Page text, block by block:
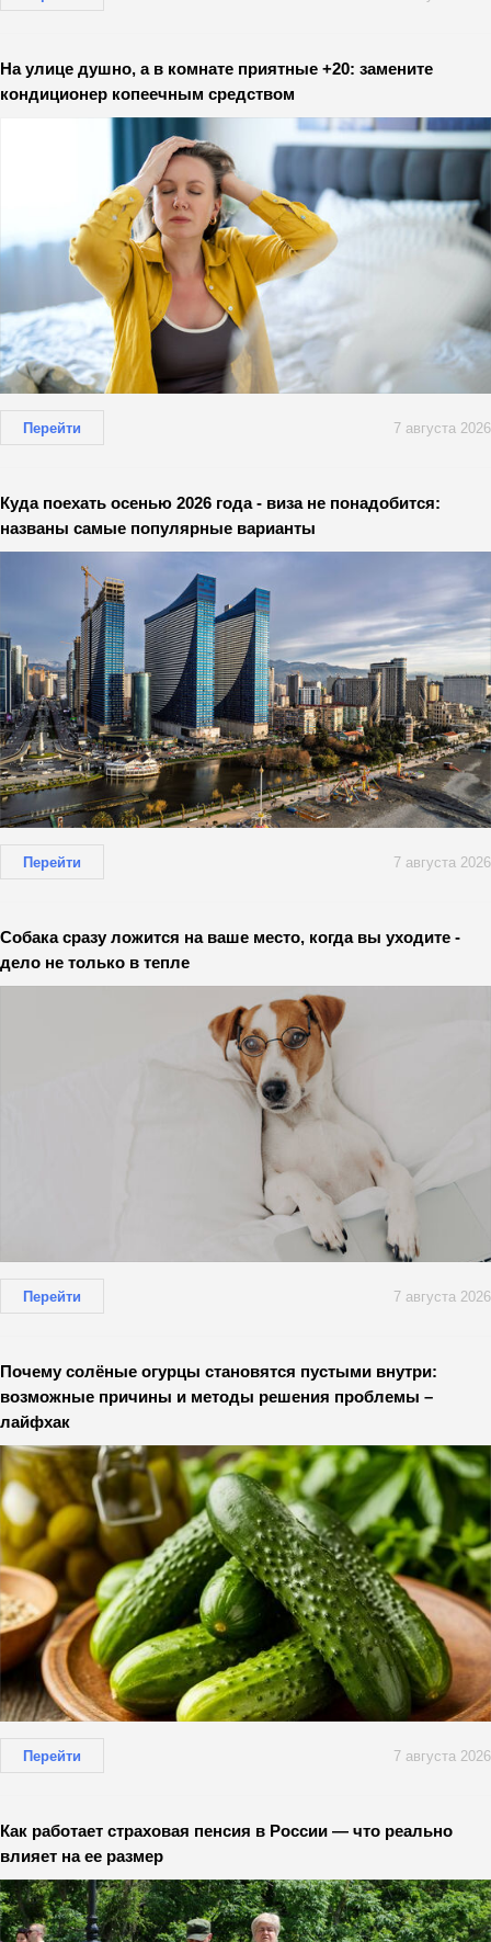
На улице душно, а в комнате приятные +20: замените
кондиционер копеечным средством
Перейти 7 августа 2026
Куда поехать осенью 2026 года - виза не понадобится:
названы самые популярные варианты
Перейти 7 августа 2026
Собака сразу ложится на ваше место, когда вы уходите -
дело не только в тепле
Перейти 7 августа 2026
Почему солёные огурцы становятся пустыми внутри:
возможные причины и методы решения проблемы –
лайфхак
Перейти 7 августа 2026
Как работает страховая пенсия в России — что реально
влияет на ее размер